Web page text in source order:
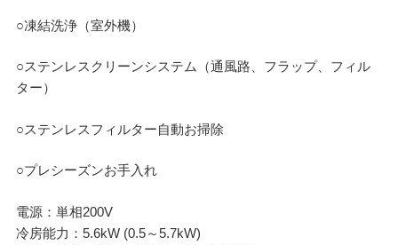
○凍結洗浄（室外機）
○ステンレスクリーンシステム（通風路、フラップ、フィル
ター）
○ステンレスフィルター自動お掃除
○プレシーズンお手入れ
電源：単相200V
冷房能力：5.6kW (0.5～5.7kW)